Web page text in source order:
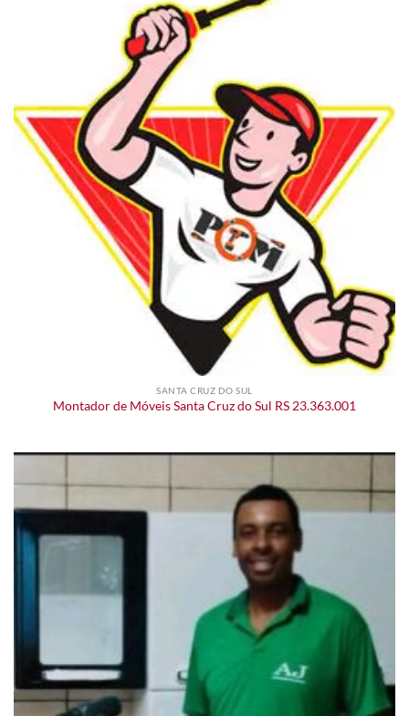
SANTA CRUZ DO SUL
Montador de Móveis Santa Cruz do Sul RS 23.363.001